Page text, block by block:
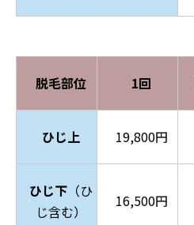
脱毛部位 1回
ひじ上 19,800円
ひじ下（ひ
じ含む）
16,500円